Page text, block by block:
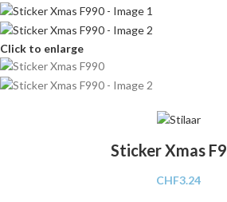
Click to enlarge
Sticker Xmas
CHF3.24